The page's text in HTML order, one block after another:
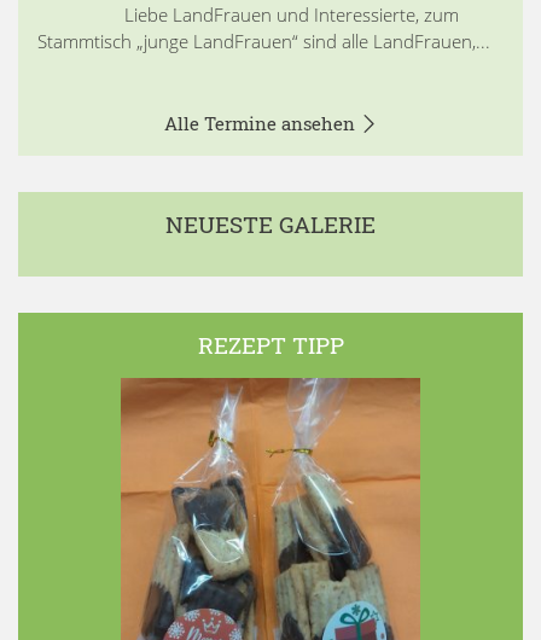
Liebe LandFrauen und Interessierte, zum
Stammtisch „junge LandFrauen“ sind alle LandFrauen,...
Alle Termine ansehen
NEUESTE GALERIE
REZEPT TIPP